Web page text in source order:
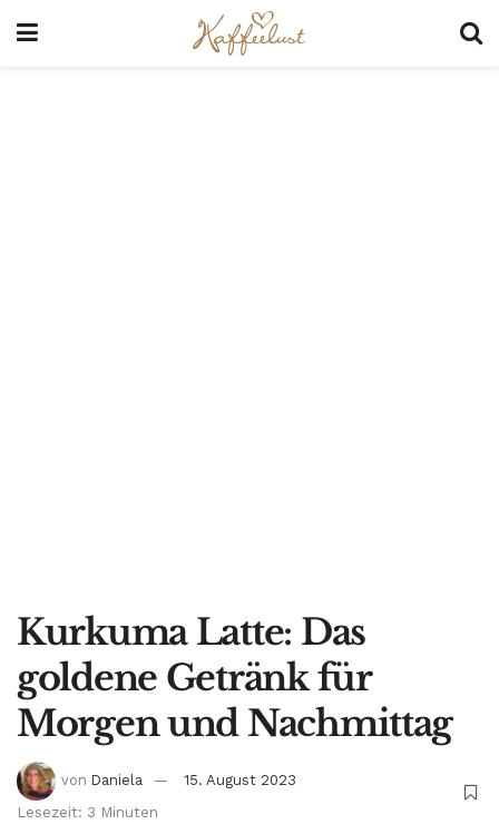
Kurkuma Latte: Das
goldene Getränk für
Morgen und Nachmittag
von Daniela
15. August 2023
Lesezeit: 3 Minuten